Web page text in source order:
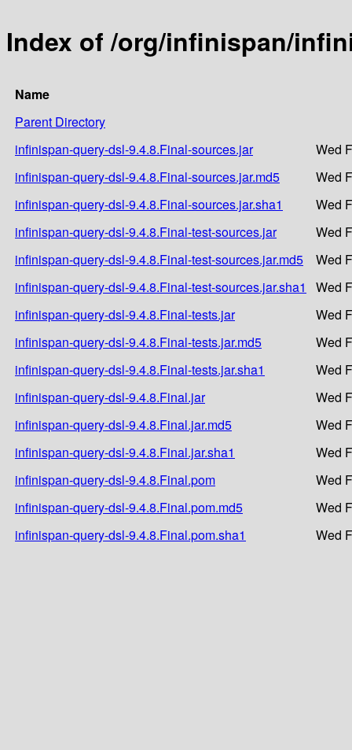
Index of /org/infinispan/
Name
Parent Directory
infinispan-query-dsl-9.4.8.Final-sources.jar
Wed
infinispan-query-dsl-9.4.8.Final-sources.jar.md5
Wed
infinispan-query-dsl-9.4.8.Final-sources.jar.sha1
Wed
infinispan-query-dsl-9.4.8.Final-test-sources.jar
Wed
infinispan-query-dsl-9.4.8.Final-test-sources.jar.md5
Wed
infinispan-query-dsl-9.4.8.Final-test-sources.jar.sha1
Wed
infinispan-query-dsl-9.4.8.Final-tests.jar
Wed
infinispan-query-dsl-9.4.8.Final-tests.jar.md5
Wed
infinispan-query-dsl-9.4.8.Final-tests.jar.sha1
Wed
infinispan-query-dsl-9.4.8.Final.jar
Wed
infinispan-query-dsl-9.4.8.Final.jar.md5
Wed
infinispan-query-dsl-9.4.8.Final.jar.sha1
Wed
infinispan-query-dsl-9.4.8.Final.pom
Wed
infinispan-query-dsl-9.4.8.Final.pom.md5
Wed
infinispan-query-dsl-9.4.8.Final.pom.sha1
Wed